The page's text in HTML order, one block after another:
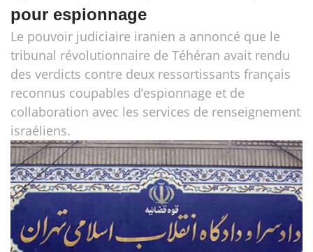
pour espionnage
Le pouvoir judiciaire iranien a annoncé que le
tribunal révolutionnaire de Téhéran avait rendu
des verdicts contre deux ressortissants français
reconnus coupables d’espionnage et de
collaboration avec les services de renseignement
israéliens.